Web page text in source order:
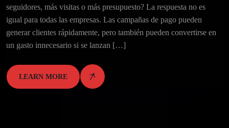
seguidores, más visitas o más presupuesto? La respuesta no es
igual para todas las empresas. Las campañas de pago pueden
generar clientes rápidamente, pero también pueden convertirse en
un gasto innecesario si se lanzan […]
LEARN MORE